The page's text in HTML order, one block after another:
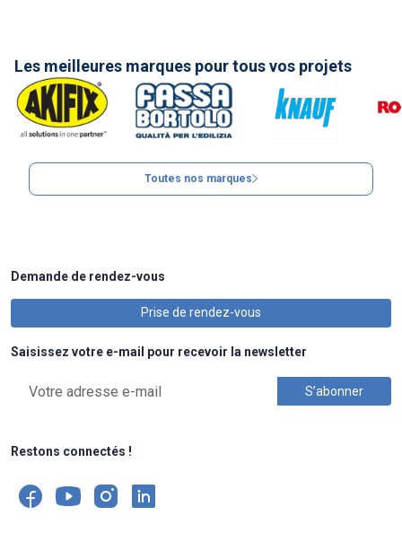
Les meilleures marques pour tous vos projets
Toutes nos marques
Demande de rendez-vous
Prise de rendez-vous
Saisissez votre e-mail pour recevoir la newsletter
Restons connectés !